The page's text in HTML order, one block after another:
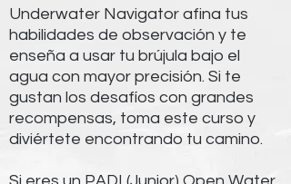
Underwater Navigator afina tus
habilidades de observación y te
enseña a usar tu brújula bajo el
agua con mayor precisión. Si te
gustan los desafíos con grandes
recompensas, toma este curso y
diviértete encontrando tu camino.